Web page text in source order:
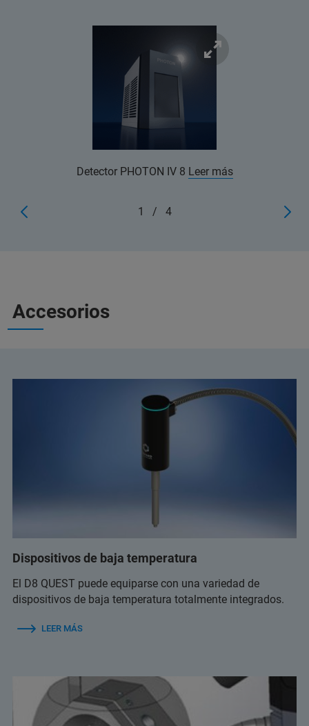
Detector PHOTON IV 8 Leer más
1 / 4
Accesorios
Dispositivos de baja temperatura
El D8 QUEST puede equiparse con una variedad de
dispositivos de baja temperatura totalmente integrados.
LEER MÁS